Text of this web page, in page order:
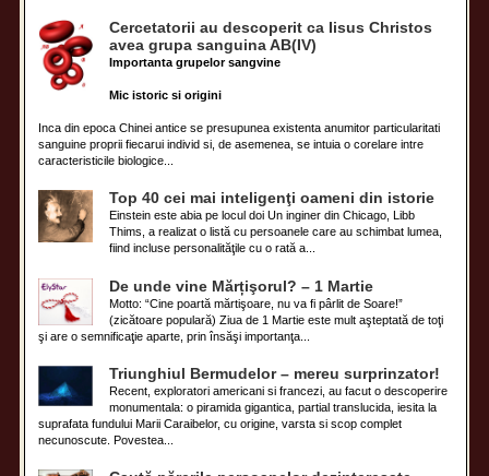
Cercetatorii au descoperit ca Iisus Christos
avea grupa sanguina AB(IV)
Importanta grupelor sangvine
Mic istoric si origini
Inca din epoca Chinei antice se presupunea existenta anumitor particularitati
sanguine proprii fiecarui individ si, de asemenea, se intuia o corelare intre
caracteristicile biologice...
Top 40 cei mai inteligenţi oameni din istorie
Einstein este abia pe locul doi Un inginer din Chicago, Libb
Thims, a realizat o listă cu persoanele care au schimbat lumea,
fiind incluse personalităţile cu o rată a...
De unde vine Mărțişorul? – 1 Martie
Motto: “Cine poartă mărtişoare, nu va fi pârlit de Soare!”
(zicătoare populară) Ziua de 1 Martie este mult aşteptată de toţi
şi are o semnificaţie aparte, prin însăşi importanţa...
Triunghiul Bermudelor – mereu surprinzator!
Recent, exploratori americani si francezi, au facut o descoperire
monumentala: o piramida gigantica, partial translucida, iesita la
suprafata fundului Marii Caraibelor, cu origine, varsta si scop complet
necunoscute. Povestea...